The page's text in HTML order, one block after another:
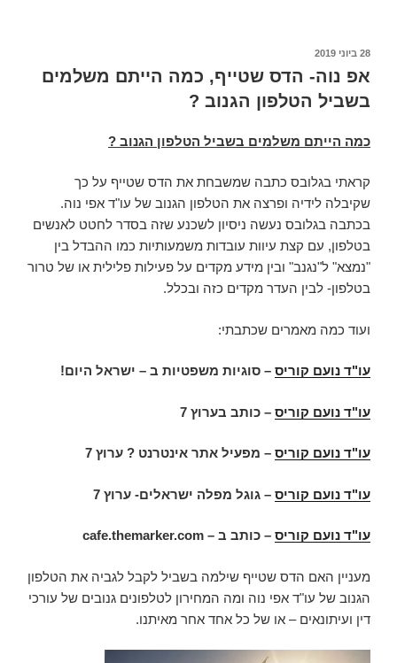
פורסם
28 ביוני 2019
אפ נוה- הדס שטייף, כמה הייתם משלמים
בשביל הטלפון הגנוב ?
כמה הייתם משלמים בשביל הטלפון הגנוב ?
קראתי בגלובס כתבה שמשבחת את הדס שטייף על כך
שקיבלה לידיה ופרצה את הטלפון הגנוב של עו"ד אפי נוה.
בכתבה בגלובס נעשה ניסיון לשכנע שזה בסדר לחטט לאנשים
בטלפון, עם קצת עיוות עובדות משמעותיות כמו ההבדל בין
"נמצא" ל"נגנב" ובין מידע מקדים על פעילות פלילית או של טרור
בטלפון- לבין העדר מקדים כזה ובכלל.
ועוד כמה מאמרים שכתבתי:
עו"ד נועם קוריס – סוגיות משפטיות ב – ישראל היום!
עו"ד נועם קוריס – כותב בערוץ 7
עו"ד נועם קוריס – מפעיל אתר אינטרנט ? ערוץ 7
עו"ד נועם קוריס – גוגל מפלה ישראלים- ערוץ 7
עו"ד נועם קוריס – כותב ב – cafe.themarker.com
מעניין האם הדס שטייף שילמה בשביל לקבל לגביה את הטלפון
הגנוב של עו"ד אפי נוה ומה המחירון לטלפונים גנובים של עורכי
דין ועיתונאים – או של כל אחד אחר מאיתנו.